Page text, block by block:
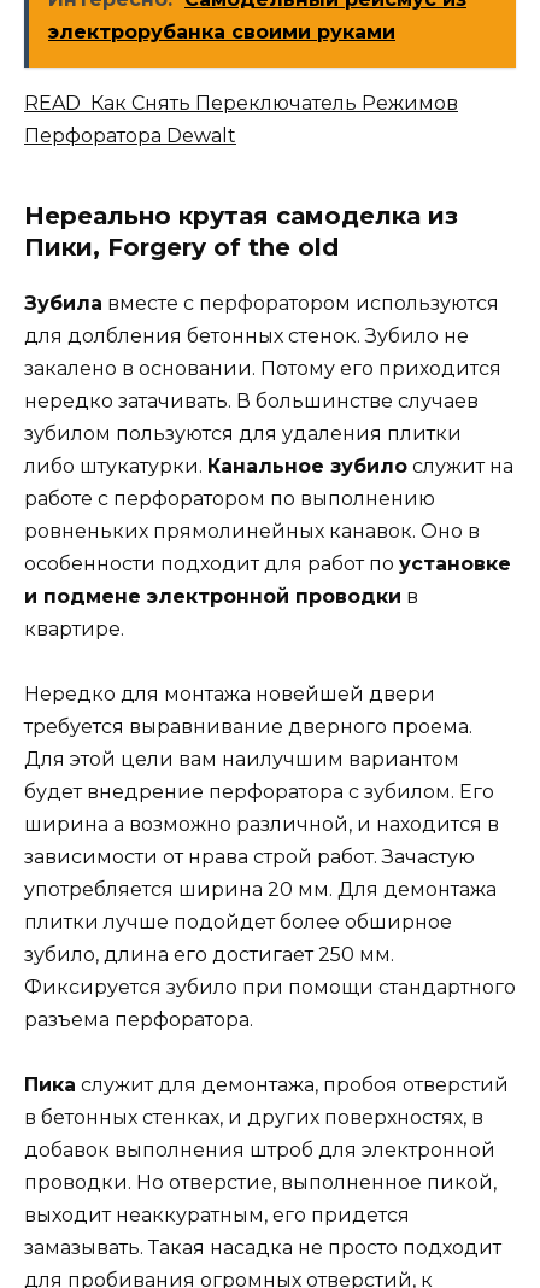
электрорубанка своими руками
READ Как Снять Переключатель Режимов
Перфоратора Dewalt
Нереально крутая самоделка из
Пики, Forgery of the old
Зубила вместе с перфоратором используются
для долбления бетонных стенок. Зубило не
закалено в основании. Потому его приходится
нередко затачивать. В большинстве случаев
зубилом пользуются для удаления плитки
либо штукатурки. Канальное зубило служит на
работе с перфоратором по выполнению
ровненьких прямолинейных канавок. Оно в
особенности подходит для работ по установке
и подмене электронной проводки в
квартире.
Нередко для монтажа новейшей двери
требуется выравнивание дверного проема.
Для этой цели вам наилучшим вариантом
будет внедрение перфоратора с зубилом. Его
ширина а возможно различной, и находится в
зависимости от нрава строй работ. Зачастую
употребляется ширина 20 мм. Для демонтажа
плитки лучше подойдет более обширное
зубило, длина его достигает 250 мм.
Фиксируется зубило при помощи стандартного
разъема перфоратора.
Пика служит для демонтажа, пробоя отверстий
в бетонных стенках, и других поверхностях, в
добавок выполнения штроб для электронной
проводки. Но отверстие, выполненное пикой,
выходит неаккуратным, его придется
замазывать. Такая насадка не просто подходит
для пробивания огромных отверстий, к